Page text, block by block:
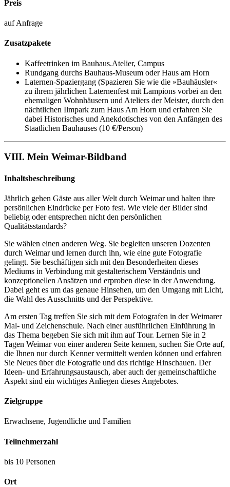
Preis
auf Anfrage
Zusatzpakete
Kaffeetrinken im Bauhaus.Atelier, Campus
Rundgang durchs Bauhaus-Museum oder Haus am Horn
Laternen-Spaziergang (Spazieren Sie wie die »Bauhäusler«
zu ihrem jährlichen Laternenfest mit Lampions vorbei an den
ehemaligen Wohnhäusern und Ateliers der Meister, durch den
nächtlichen Ilmpark zum Haus Am Horn und erfahren Sie
dabei Historisches und Anekdotisches von den Anfängen des
Staatlichen Bauhauses (10 €/​Person)
VIII. Mein Weimar-Bildband
Inhaltsbeschreibung
Jährlich gehen Gäste aus aller Welt durch Weimar und halten ihre
persönlichen Eindrücke per Foto fest. Wie viele der Bilder sind
beliebig oder entsprechen nicht den persönlichen
Qualitätsstandards?
Sie wählen einen anderen Weg. Sie begleiten unseren Dozenten
durch Weimar und lernen durch ihn, wie eine gute Fotografie
gelingt. Sie beschäftigen sich mit den Besonderheiten dieses
Mediums in Verbindung mit gestalterischem Verständnis und
konzeptionellen Ansätzen und erproben diese in der Anwendung.
Dabei geht es um das genaue Hinsehen, um den Umgang mit Licht,
die Wahl des Ausschnitts und der Perspektive.
Am ersten Tag treffen Sie sich mit dem Fotografen in der Weimarer
Mal- und Zeichenschule. Nach einer ausführlichen Einführung in
das Thema begeben Sie sich mit ihm auf Tour. Lernen Sie in 2
Tagen Weimar von einer anderen Seite kennen, suchen Sie Orte auf,
die Ihnen nur durch Kenner vermittelt werden können und erfahren
Sie Neues über die Fotografie und das richtige Hinschauen. Der
Ideen- und Erfahrungsaustausch, aber auch der gemeinschaftliche
Aspekt sind ein wichtiges Anliegen dieses Angebotes.
Zielgruppe
Erwachsene, Jugendliche und Familien
Teilnehmerzahl
bis 10 Personen
Ort